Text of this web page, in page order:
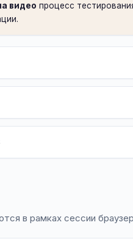
видео процесс
в рамках сессии